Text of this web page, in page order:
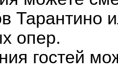
Тарантино
опер.
гостей